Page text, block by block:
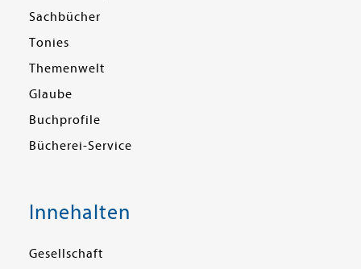
Sachbücher
Tonies
Themenwelt
Glaube
Buchprofile
Bücherei-Service
Innehalten
Gesellschaft